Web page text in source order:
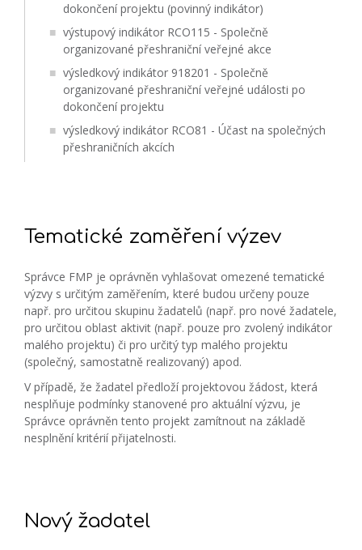
dokončení projektu (povinný indikátor)
výstupový indikátor RCO115 - Společně
organizované přeshraniční veřejné akce
výsledkový indikátor 918201 - Společně
organizované přeshraniční veřejné události po
dokončení projektu
výsledkový indikátor RCO81 - Účast na společných
přeshraničních akcích
Tematické zaměření výzev
Správce FMP je oprávněn vyhlašovat omezené tematické
výzvy s určitým zaměřením, které budou určeny pouze
např. pro určitou skupinu žadatelů (např. pro nové žadatele,
pro určitou oblast aktivit (např. pouze pro zvolený indikátor
malého projektu) či pro určitý typ malého projektu
(společný, samostatně realizovaný) apod.
V případě, že žadatel předloží projektovou žádost, která
nesplňuje podmínky stanovené pro aktuální výzvu, je
Správce oprávněn tento projekt zamítnout na základě
nesplnění kritérií přijatelnosti.
Nový žadatel